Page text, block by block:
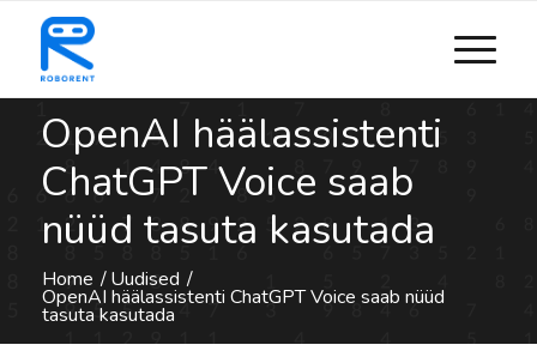
OpenAI häälassistenti
ChatGPT Voice saab
nüüd tasuta kasutada
Home / Uudised /
OpenAI häälassistenti ChatGPT Voice saab nüüd
tasuta kasutada